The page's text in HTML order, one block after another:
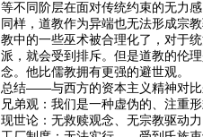
等不同阶层在面对传统约束的无力
同样，道教作为异端也无法形成宗
教中的一些巫术被合理化了，对于
派，就会受到排斥。但是道教的伦
念。他比儒教拥有更强的避世观。
总结——与西方的资本主义精神对
兄弟观：我们是一种虚伪的、注重
现世论：无救赎观念、无宗教驱动力